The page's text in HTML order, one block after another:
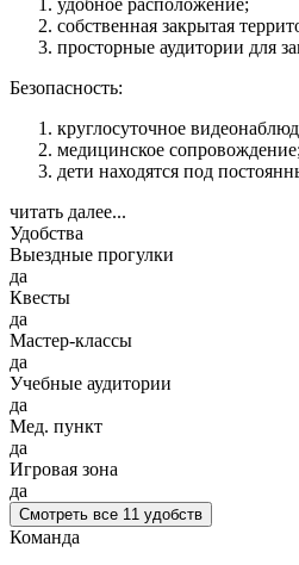
собственная закрытая
просторные аудитории для
Безопасность:
круглосуточное
медицинское сопровождение;
дети находятся под
читать далее...
Удобства
Выездные прогулки
да
Квесты
да
Мастер-классы
да
Учебные аудитории
да
Мед. пункт
да
Игровая зона
да
Смотреть все 11 удобств
Команда